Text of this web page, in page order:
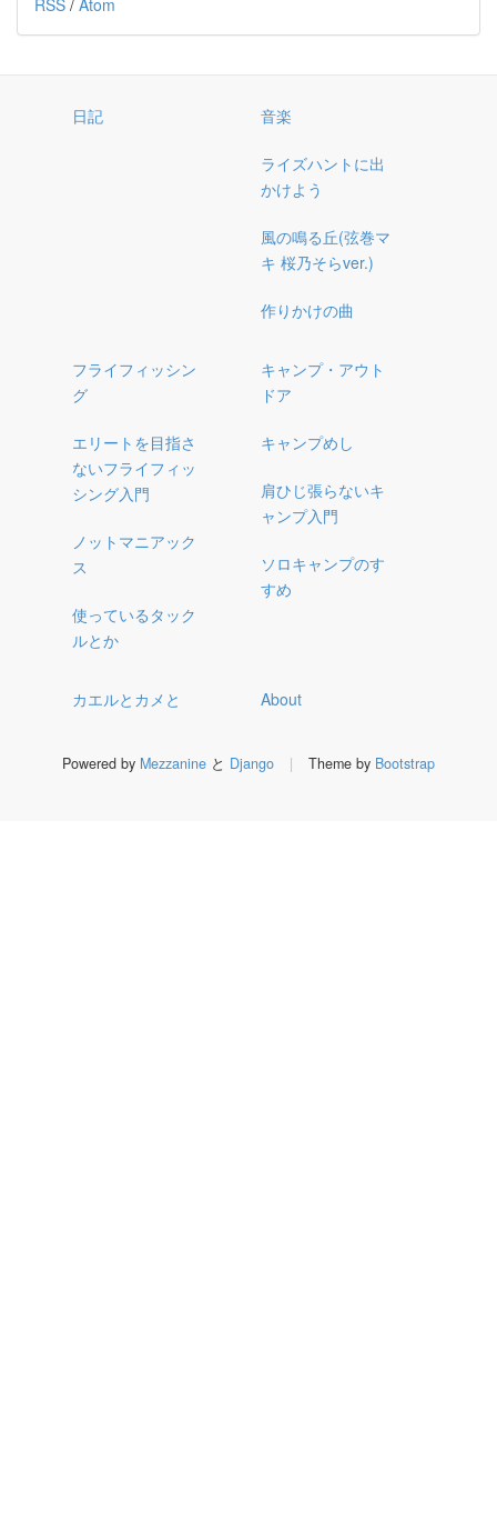
RSS / Atom
日記 音楽
ライズハントに出
かけよう
風の鳴る丘(弦巻マ
キ 桜乃そらver.)
作りかけの曲
フライフィッシン
グ
エリートを目指さ
ないフライフィッ
シング入門
ノットマニアック
ス
使っているタック
ルとか
キャンプ・アウト
ドア
キャンプめし
肩ひじ張らないキ
ャンプ入門
ソロキャンプのす
すめ
カエルとカメと About
Powered by Mezzanine と Django | Theme by Bootstrap